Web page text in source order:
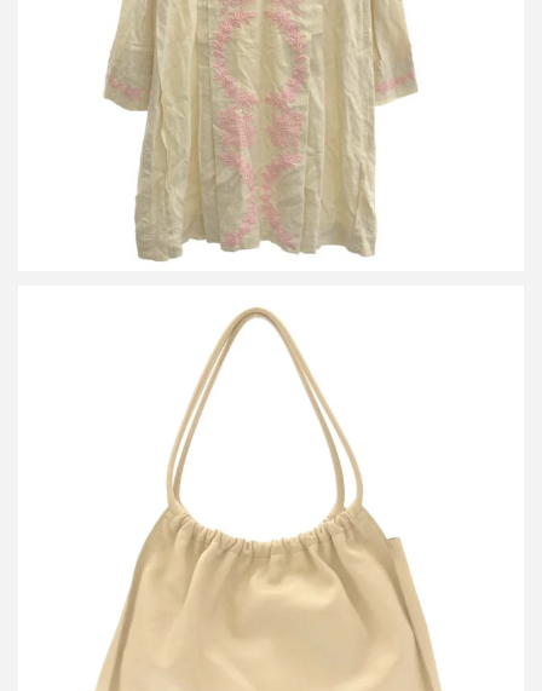
詳しく見る
グッチ レザートートバッグ 001-4332
買取金額8,000円
詳しく見る